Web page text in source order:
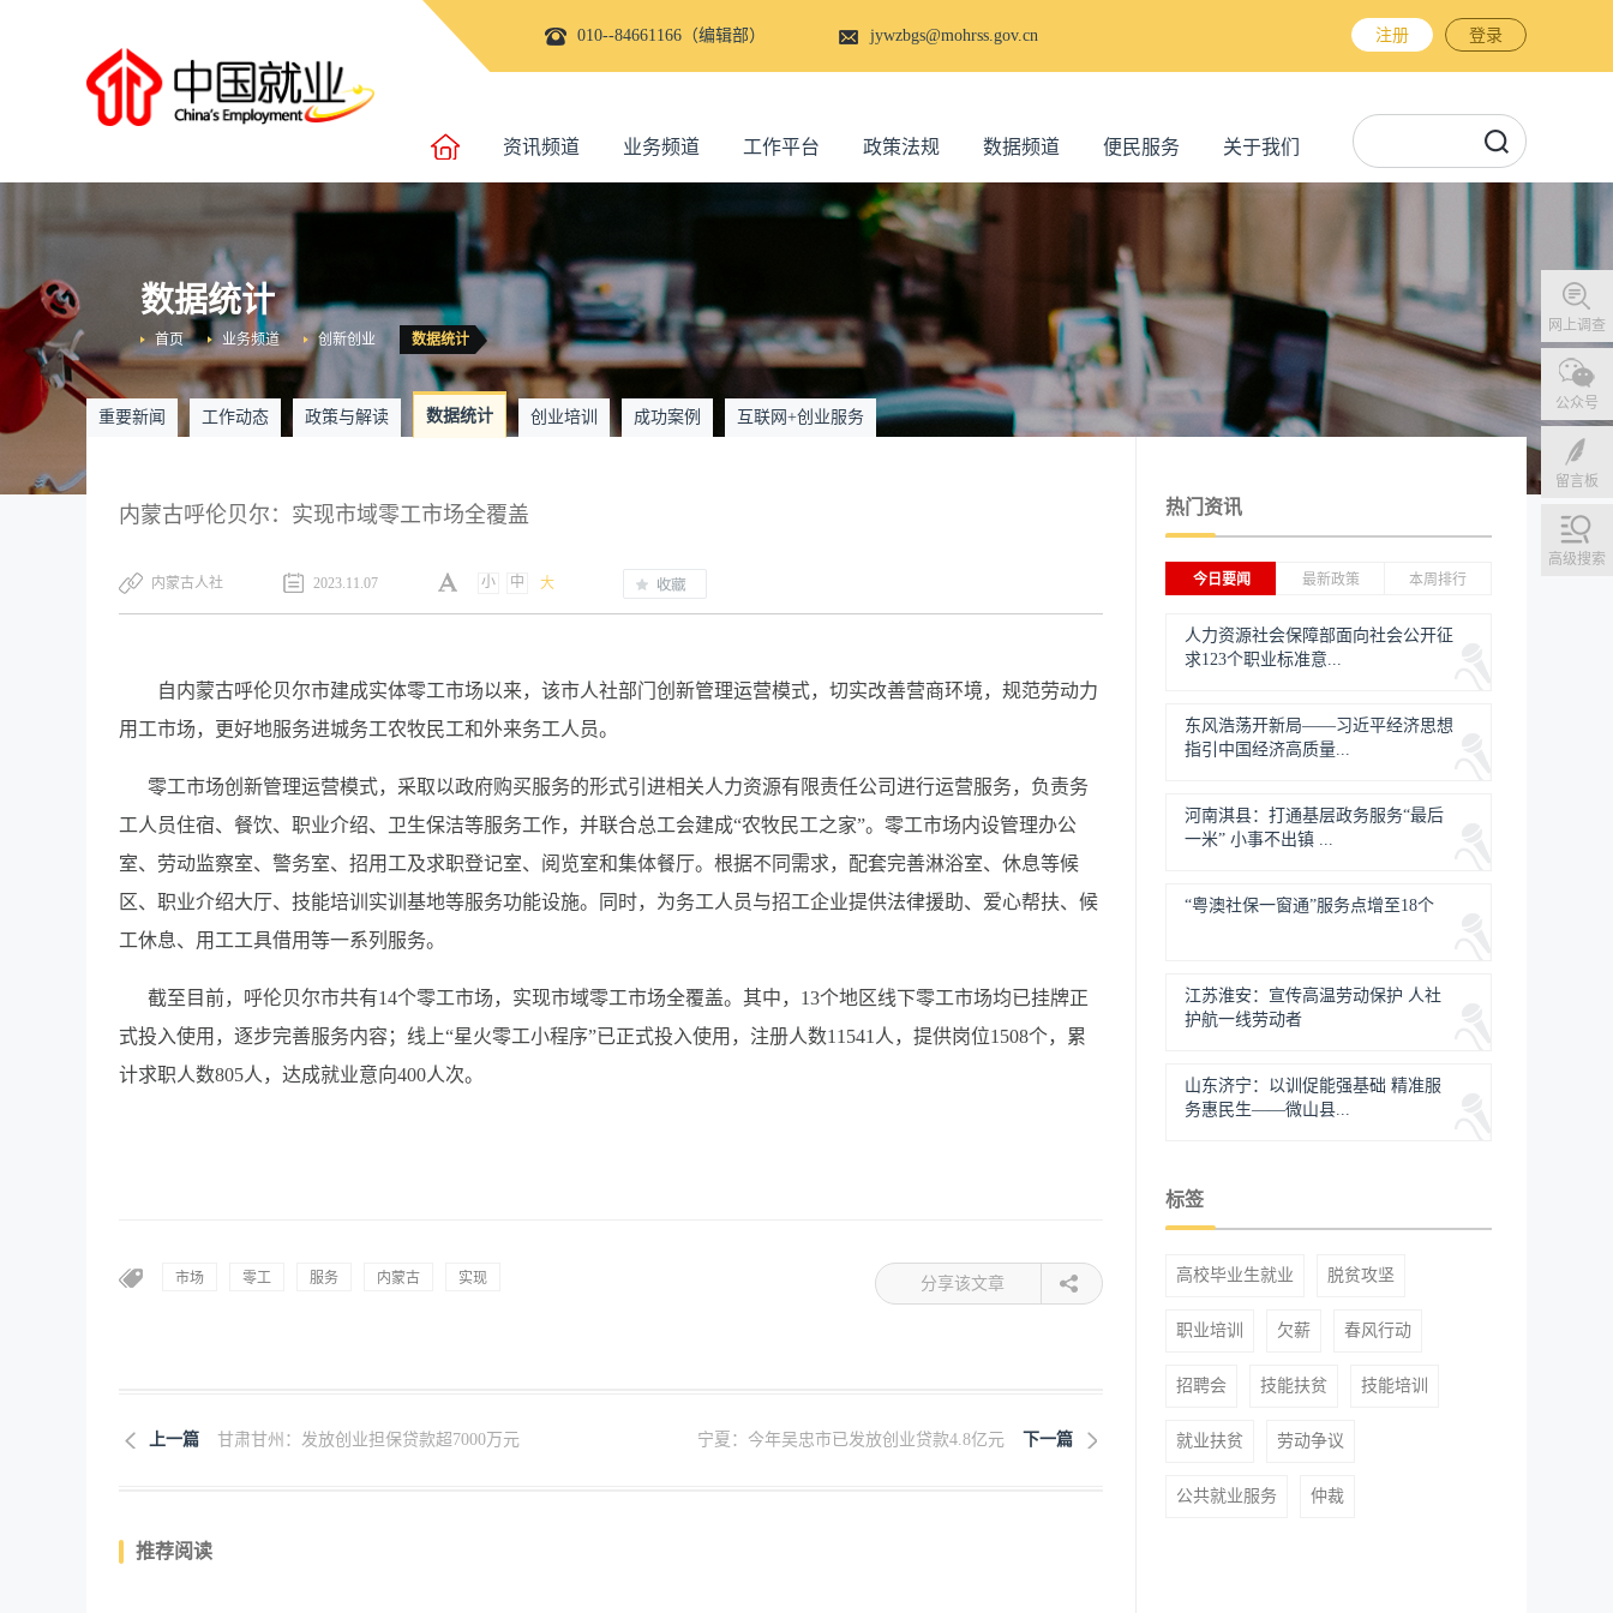
010--84661166（编辑部） jywzbgs@mohrss.gov.cn 注册 登录
资讯频道 业务频道 工作平台 政策法规 数据频道 便民服务 关于我们
网上调查
公众号
留言板
高级搜索
数据统计
数据统计
创新创业
业务频道
首页
重要新闻 工作动态 政策与解读 数据统计 创业培训 成功案例 互联网+创业服务
内蒙古呼伦贝尔：实现市域零工市场全覆盖
内蒙古人社 2023.11.07 小 中 大
自内蒙古呼伦贝尔市建成实体零工市场以来，该市人社部门创新管理运营模式，切实改善营商环境，规范劳动力
用工市场，更好地服务进城务工农牧民工和外来务工人员。
零工市场创新管理运营模式，采取以政府购买服务的形式引进相关人力资源有限责任公司进行运营服务，负责务
工人员住宿、餐饮、职业介绍、卫生保洁等服务工作，并联合总工会建成“农牧民工之家”。零工市场内设管理办公
室、劳动监察室、警务室、招用工及求职登记室、阅览室和集体餐厅。根据不同需求，配套完善淋浴室、休息等候
区、职业介绍大厅、技能培训实训基地等服务功能设施。同时，为务工人员与招工企业提供法律援助、爱心帮扶、候
工休息、用工工具借用等一系列服务。
截至目前，呼伦贝尔市共有14个零工市场，实现市域零工市场全覆盖。其中，13个地区线下零工市场均已挂牌正
式投入使用，逐步完善服务内容；线上“星火零工小程序”已正式投入使用，注册人数11541人，提供岗位1508个，累
计求职人数805人，达成就业意向400人次。
市场 零工 服务 内蒙古 实现 分享该文章
上一篇 甘肃甘州：发放创业担保贷款超7000万元 下一篇
宁夏：今年吴忠市已发放创业贷款4.8亿元
推荐阅读
热门资讯
今日要闻 最新政策 本周排行
人力资源社会保障部面向社会公开征
求123个职业标准意...
东风浩荡开新局——习近平经济思想
指引中国经济高质量...
河南淇县：打通基层政务服务“最后
一米” 小事不出镇 ...
“粤澳社保一窗通”服务点增至18个
江苏淮安：宣传高温劳动保护 人社
护航一线劳动者
山东济宁：以训促能强基础 精准服
务惠民生——微山县...
标签
高校毕业生就业 脱贫攻坚
职业培训 欠薪 春风行动
招聘会 技能扶贫 技能培训
就业扶贫 劳动争议
公共就业服务 仲裁